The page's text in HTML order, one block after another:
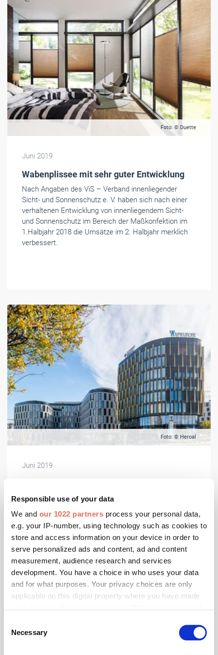
Responsible use of your data
We and our 1022 partners process your personal data,
e.g. your IP-number, using technology such as cookies to
store and access information on your device in order to
serve personalized ads and content, ad and content
measurement, audience research and services
development. You have a choice in who uses your data
and for what purposes. Your privacy choices are only
applicable on this digital property where you have made
the Privacy trigger icon.
Selection
Necessary
Foto: © Duette
Juni 2019
Wabenplissee mit sehr guter Entwicklung
Nach Angaben des ViS – Verband innenliegender
Sicht- und Sonnenschutz e. V. haben sich nach einer
verhaltenen Entwicklung von innenliegendem Sicht-
und Sonnenschutz im Bereich der Maßkonfektion im
1.Halbjahr 2018 die Umsätze im 2. Halbjahr merklich
verbessert.
Foto: © Heroal
Juni 2019
Das European Centre for Architecture Art Design and
Urban Studies und das The Chicago Athenaeum haben
heroal mit dem Green Good Design Award
ausgezeichnet.